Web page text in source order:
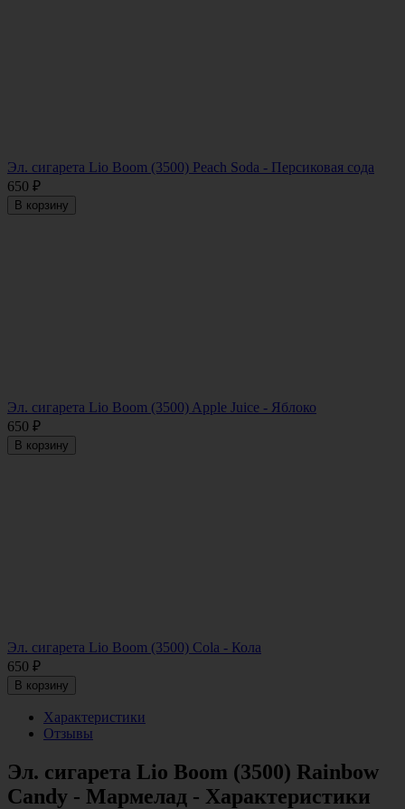
Эл. сигарета Lio Boom (3500) Peach Soda - Персиковая сода
650 ₽
В корзину
Эл. сигарета Lio Boom (3500) Apple Juice - Яблоко
650 ₽
В корзину
Эл. сигарета Lio Boom (3500) Cola - Кола
650 ₽
В корзину
Характеристики
Отзывы
Эл. сигарета Lio Boom (3500) Rainbow
Candy - Мармелад - Характеристики